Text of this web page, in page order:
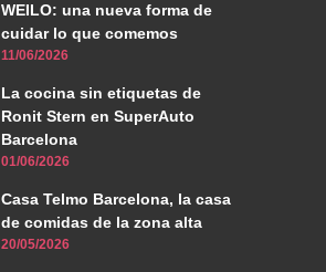
WEILO: una nueva forma de
cuidar lo que comemos
11/06/2026
La cocina sin etiquetas de
Ronit Stern en SuperAuto
Barcelona
01/06/2026
Casa Telmo Barcelona, la casa
de comidas de la zona alta
20/05/2026